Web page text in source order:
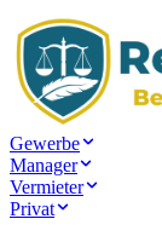
Gewerbe
Manager
Vermieter
Privat